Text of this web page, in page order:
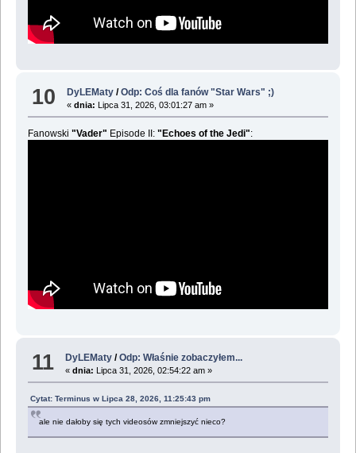
10 DyLEMaty /Odp: Coś dla fanów "Star Wars" ;)
«dnia: Lipca 31, 2026, 03:01:27 am »
Fanowski "Vader" Episode II: "Echoes of the Jedi":
11 DyLEMaty /Odp: Właśnie zobaczyłem...
«dnia: Lipca 31, 2026, 02:54:22 am »
Cytat: Terminus w Lipca 28, 2026, 11:25:43 pm
ale nie dałoby się tych videosów zmniejszyć nieco?